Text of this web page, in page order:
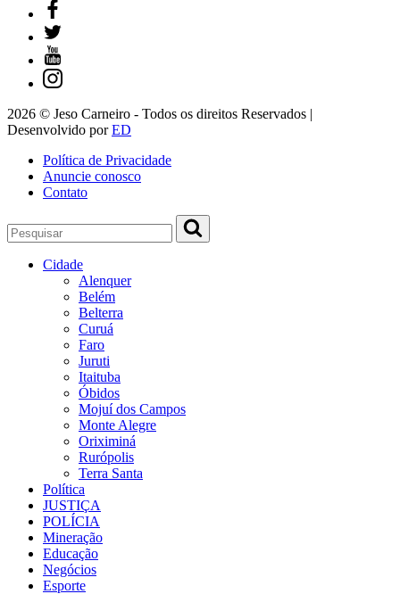
2026 © Jeso Carneiro - Todos os direitos Reservados |
Desenvolvido porED
Política de Privacidade
Anuncie conosco
Contato
Cidade
Alenquer
Belém
Belterra
Curuá
Faro
Juruti
Itaituba
Óbidos
Mojuí dos Campos
Monte Alegre
Oriximiná
Rurópolis
Terra Santa
Política
JUSTIÇA
POLÍCIA
Mineração
Educação
Negócios
Esporte